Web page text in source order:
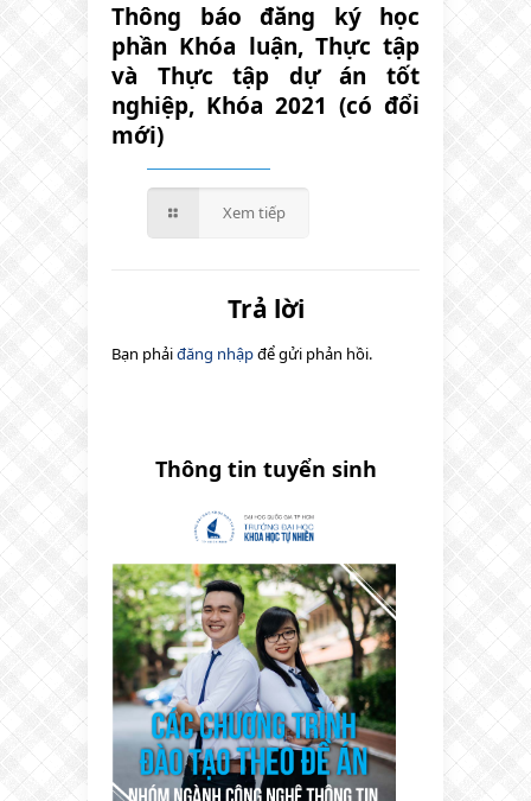
Thông báo đăng ký học
phần Khóa luận, Thực tập
và Thực tập dự án tốt
nghiệp, Khóa 2021 (có đổi
mới)
Xem tiếp
Trả lời
Bạn phảiđăng nhậpđể gửi phản hồi.
Thông tin tuyển sinh